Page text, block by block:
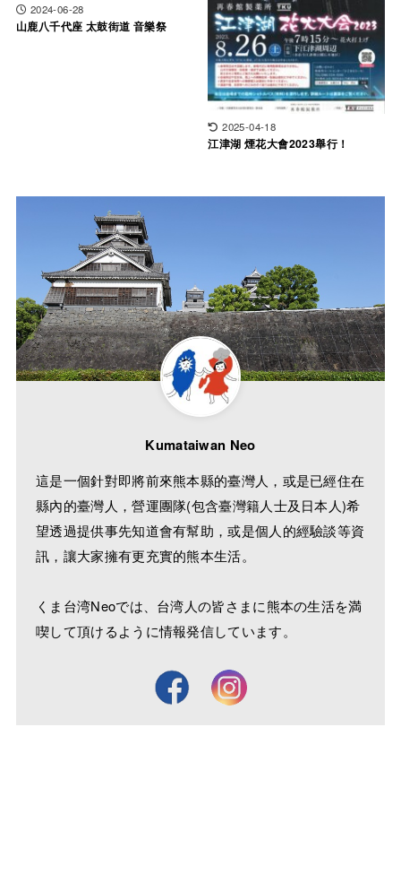
2024-06-28
山鹿八千代座 太鼓街道 音樂祭
2025-04-18
江津湖 煙花大會2023舉行！
Kumataiwan Neo
這是一個針對即將前來熊本縣的臺灣人，或是已經住在
縣內的臺灣人，營運團隊(包含臺灣籍人士及日本人)希
望透過提供事先知道會有幫助，或是個人的經驗談等資
訊，讓大家擁有更充實的熊本生活。
くま台湾Neoでは、台湾人の皆さまに熊本の生活を満
喫して頂けるように情報発信しています。